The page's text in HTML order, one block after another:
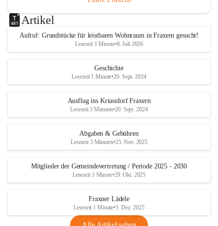
Artikel
Aufruf: Grundstücke für leistbaren Wohnraum in Fraxern gesucht!
Lesezeit 1 Minute•8. Juli 2026
Geschichte
Lesezeit 1 Minute•20. Sept. 2024
Ausflug ins Kriasidorf Fraxern
Lesezeit 3 Minuten•20. Sept. 2024
Abgaben & Gebühren
Lesezeit 3 Minuten•25. Nov. 2025
Mitglieder der Gemeindevertretung / Periode 2025 - 2030
Lesezeit 1 Minute•29. Okt. 2025
Fraxner Lädele
Lesezeit 1 Minute•3. Dez. 2025